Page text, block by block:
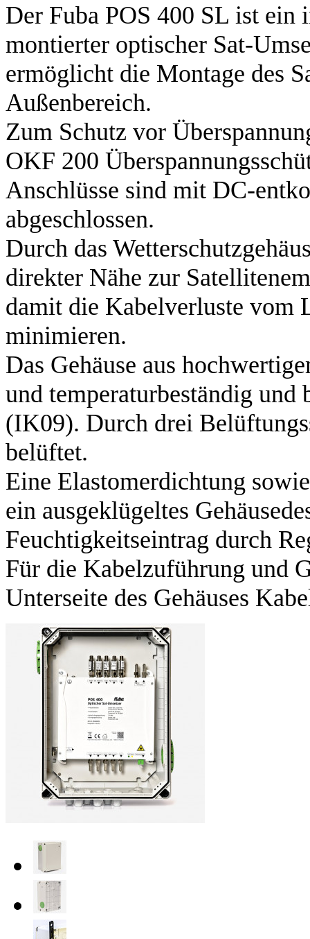
Der Fuba POS 400 SL ist ein
montierter optischer Sat-
ermöglicht die Montage des
Außenbereich.
Zum Schutz vor
OKF 200
Anschlüsse sind mit DC-
abgeschlossen.
Durch das
direkter Nähe zur
damit die Kabelverluste vom
minimieren.
Das Gehäuse aus
und temperaturbeständig
(IK09). Durch drei
belüftet.
Eine Elastomerdichtung
ein ausgeklügeltes
Feuchtigkeitseintrag durch
Für die Kabelzuführung und
Unterseite des Gehäuses